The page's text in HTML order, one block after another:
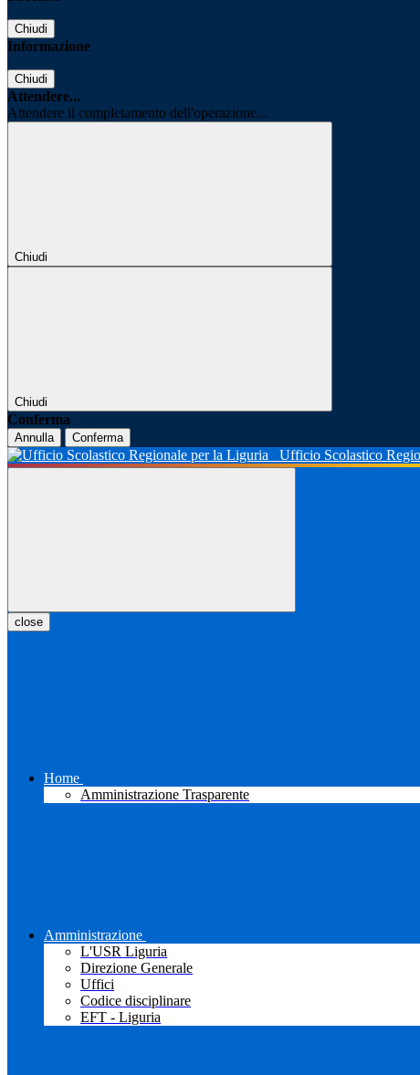
Chiudi
Informazione
Chiudi
Attendere...
Attendere il completamento dell'operazione...
Chiudi
Chiudi
Conferma
Annulla Conferma
Ufficio Scolastico
close
Home
Amministrazione Trasparente
Amministrazione
L'USR Liguria
Direzione Generale
Uffici
Codice disciplinare
EFT - Liguria